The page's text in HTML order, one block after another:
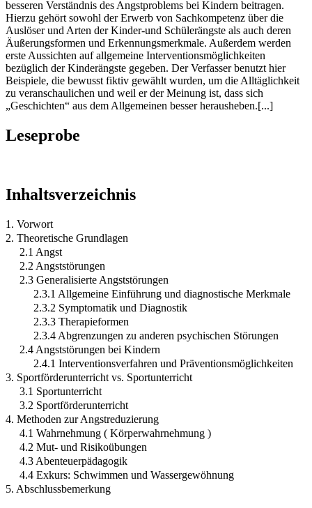
besseren Verständnis des Angstproblems bei Kindern beitragen.
Hierzu gehört sowohl der Erwerb von Sachkompetenz über die
Auslöser und Arten der Kinder-und Schülerängste als auch deren
Äußerungsformen und Erkennungsmerkmale. Außerdem werden
erste Aussichten auf allgemeine Interventionsmöglichkeiten
bezüglich der Kinderängste gegeben. Der Verfasser benutzt hier
Beispiele, die bewusst fiktiv gewählt wurden, um die Alltäglichkeit
zu veranschaulichen und weil er der Meinung ist, dass sich
„Geschichten“ aus dem Allgemeinen besser herausheben.[...]
Leseprobe
Inhaltsverzeichnis
1. Vorwort
2. Theoretische Grundlagen
2.1 Angst
2.2 Angststörungen
2.3 Generalisierte Angststörungen
2.3.1 Allgemeine Einführung und diagnostische Merkmale
2.3.2 Symptomatik und Diagnostik
2.3.3 Therapieformen
2.3.4 Abgrenzungen zu anderen psychischen Störungen
2.4 Angststörungen bei Kindern
2.4.1 Interventionsverfahren und Präventionsmöglichkeiten
3. Sportförderunterricht vs. Sportunterricht
3.1 Sportunterricht
3.2 Sportförderunterricht
4. Methoden zur Angstreduzierung
4.1 Wahrnehmung ( Körperwahrnehmung )
4.2 Mut- und Risikoübungen
4.3 Abenteuerpädagogik
4.4 Exkurs: Schwimmen und Wassergewöhnung
5. Abschlussbemerkung